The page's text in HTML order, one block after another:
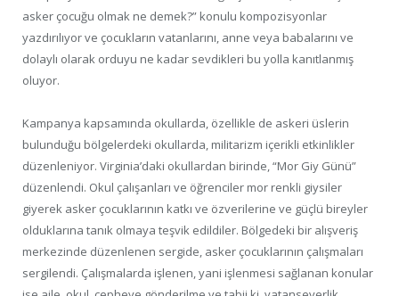
asker çocuğu olmak ne demek?” konulu kompozisyonlar
yazdırılıyor ve çocukların vatanlarını, anne veya babalarını ve
dolaylı olarak orduyu ne kadar sevdikleri bu yolla kanıtlanmış
oluyor.
Kampanya kapsamında okullarda, özellikle de askeri üslerin
bulunduğu bölgelerdeki okullarda, militarizm içerikli etkinlikler
düzenleniyor. Virginia’daki okullardan birinde, “Mor Giy Günü”
düzenlendi. Okul çalışanları ve öğrenciler mor renkli giysiler
giyerek asker çocuklarının katkı ve özverilerine ve güçlü bireyler
olduklarına tanık olmaya teşvik edildiler. Bölgedeki bir alışveriş
merkezinde düzenlenen sergide, asker çocuklarının çalışmaları
sergilendi. Çalışmalarda işlenen, yani işlenmesi sağlanan konular